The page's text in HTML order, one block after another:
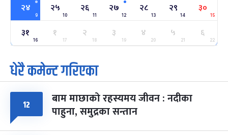
सोम फाल्गुन २४, २०८३- Mar 8, 2027
२५
मंगल
ग्याल्पो ल्होसार
फाल्गुन २५, २०८३ Mar 9, 2027
७ महिना बाँकी
७
आइत
पूर्णिमा व्रत
चैत्र ७, २०८३-Mar 21, 2027
८
सोम
फागुपूर्णिमा
चैत्र ८, २०८३-Mar 22, 2027
७ महिना बाँकी
२४
9
२५
10
२६
11
२७
12
२८
13
२९
14
३०
15
३१
16
१
17
२
18
३
19
४
20
५
21
६
22
धेरै कमेन्ट गरिएका
१२ बाम माछाको रहस्यमय जीवन : नदीका
पाहुना, समुद्रका सन्तान